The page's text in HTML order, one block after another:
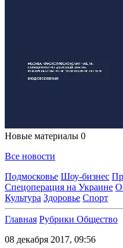
Новые материалы 0
Все новости
Подмосковье Шоу-бизнес
Спецоперация на Украине
Культура Здоровье Спорт
Главная Рубрики Общество
08 декабря 2017, 09:56